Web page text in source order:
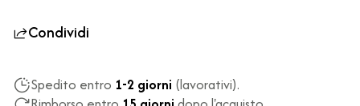
Condividi
Spedito entro 1-2 giorni (lavorativi).